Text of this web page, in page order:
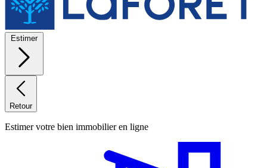
Estimer
Retour
Estimer votre bien immobilier en ligne